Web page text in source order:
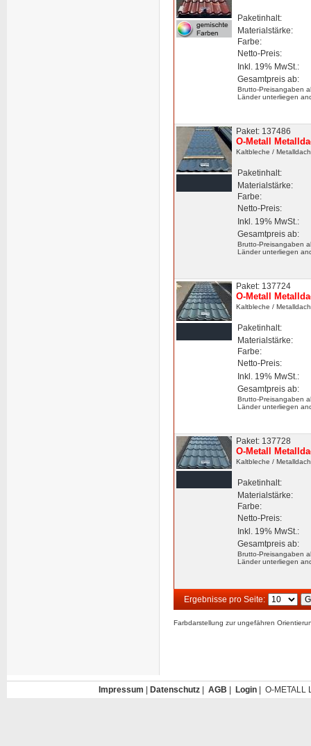
Paketinhalt:
Materialstärke:
Farbe:
Netto-Preis:
Inkl. 19% MwSt.:
Gesamtpreis ab:
Brutto-Preisangaben
Länder unterliegen
Paket: 137486
O-Metall
Kaltbleche /
Paketinhalt:
Materialstärke:
Farbe:
Netto-Preis:
Inkl. 19% MwSt.:
Gesamtpreis ab:
Brutto-Preisangaben
Länder unterliegen
Paket: 137724
O-Metall
Kaltbleche /
Paketinhalt:
Materialstärke:
Farbe:
Netto-Preis:
Inkl. 19% MwSt.:
Gesamtpreis ab:
Brutto-Preisangaben
Länder unterliegen
Paket: 137728
O-Metall
Kaltbleche /
Paketinhalt:
Materialstärke:
Farbe:
Netto-Preis:
Inkl. 19% MwSt.:
Gesamtpreis ab:
Brutto-Preisangaben
Länder unterliegen
Ergebnisse pro Seite:
Farbdarstellung zur ungefähren
Impressum Datenschutz| AGB Login| O-METALL